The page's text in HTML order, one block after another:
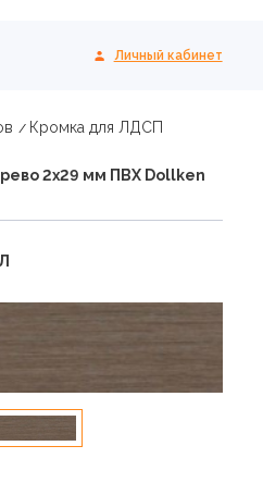
Личный кабинет
Кромка для ЛДСП
2х29 мм ПВХ Dollken